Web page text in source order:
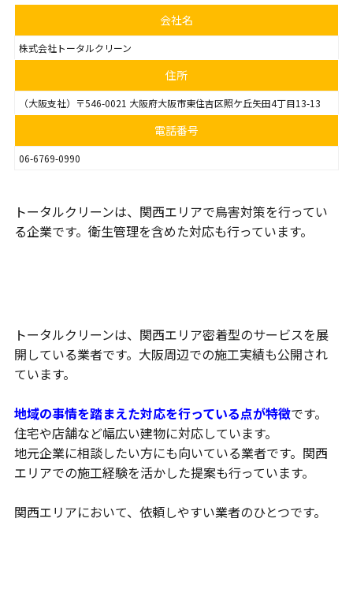
会社名
株式会社トータルクリーン
住所
（大阪支社）〒546-0021 大阪府大阪市東住吉区照ケ丘矢田4丁目13-13
電話番号
06-6769-0990
トータルクリーンは、関西エリアで鳥害対策を行ってい
る企業です。衛生管理を含めた対応も行っています。
トータルクリーンは、関西エリア密着型のサービスを展
開している業者です。大阪周辺での施工実績も公開され
ています。
地域の事情を踏まえた対応を行っている点が特徴です。
住宅や店舗など幅広い建物に対応しています。
地元企業に相談したい方にも向いている業者です。関西
エリアでの施工経験を活かした提案も行っています。
関西エリアにおいて、依頼しやすい業者のひとつです。